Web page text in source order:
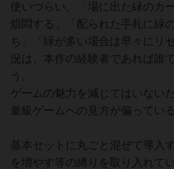
使いづらい。「場に出た緑のカ
煩悶する」「配られた手札に緑
ち」「緑が多い場合は早々にリ
況は、本作の経験者であれば誰
う。
ゲームの魅力を減じてはいない
量級ゲームへの見方が偏ってい
基本セットに丸ごと混ぜて導入
を増やす等の縛りを取り入れて